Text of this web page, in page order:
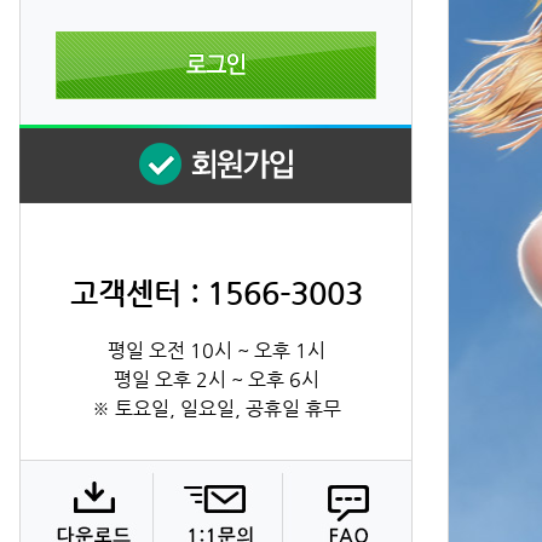
고객센터 : 1566-3003
평일 오전 10시 ~ 오후 1시
평일 오후 2시 ~ 오후 6시
※ 토요일, 일요일, 공휴일 휴무